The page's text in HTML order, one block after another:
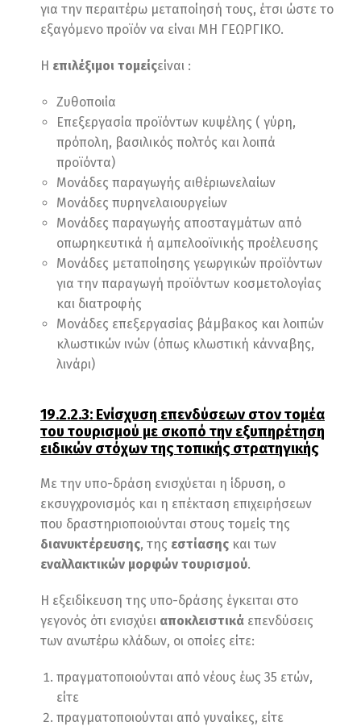
για την περαιτέρω μεταποίησή τους, έτσι ώστε το
εξαγόμενο προϊόν να είναι ΜΗ ΓΕΩΡΓΙΚΟ.
Η επιλέξιμοι τομείςείναι :
Ζυθοποιία
Επεξεργασία προϊόντων κυψέλης ( γύρη,
πρόπολη, βασιλικός πολτός και λοιπά
προϊόντα)
Μονάδες παραγωγής αιθέριωνελαίων
Μονάδες πυρηνελαιουργείων
Μονάδες παραγωγής αποσταγμάτων από
οπωρηκευτικά ή αμπελοοϊνικής προέλευσης
Μονάδες μεταποίησης γεωργικών προϊόντων
για την παραγωγή προϊόντων κοσμετολογίας
και διατροφής
Μονάδες επεξεργασίας βάμβακος και λοιπών
κλωστικών ινών (όπως κλωστική κάνναβης,
λινάρι)
19.2.2.3: Ενίσχυση επενδύσεων στον τομέα
του τουρισμού με σκοπό την εξυπηρέτηση
ειδικών στόχων της τοπικής στρατηγικής
Με την υπο-δράση ενισχύεται η ίδρυση, ο
εκσυγχρονισμός και η επέκταση επιχειρήσεων
που δραστηριοποιούνται στους τομείς της
διανυκτέρευσης, της εστίασης και των
εναλλακτικών μορφών τουρισμού.
Η εξειδίκευση της υπο-δράσης έγκειται στο
γεγονός ότι ενισχύει αποκλειστικά επενδύσεις
των ανωτέρω κλάδων, οι οποίες είτε:
πραγματοποιούνται από νέους έως 35 ετών,
είτε
πραγματοποιούνται από γυναίκες, είτε